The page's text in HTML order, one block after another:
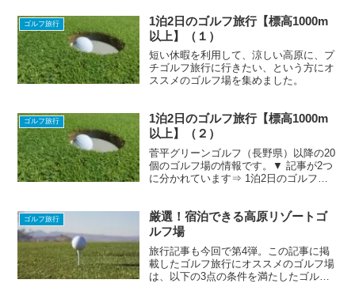
上】（２）＊現在このページ
ゴルフ旅行
1泊2日のゴルフ旅行【標高1000m
以上】（１）
短い休暇を利用して、涼しい高原に、プ
チゴルフ旅行に行きたい、という方にオ
ススメのゴルフ場を集めました。
ゴルフ旅行
1泊2日のゴルフ旅行【標高1000m
以上】（２）
菅平グリーンゴルフ（長野県）以降の20
個のゴルフ場の情報です。▼ 記事が2つ
に分かれています⇒ 1泊2日のゴルフ旅
＊現在このページ
ゴルフ旅行
厳選！宿泊できる高原リゾートゴ
ルフ場
旅行記事も今回で第4弾。この記事に掲
載したゴルフ旅行にオススメのゴルフ場
は、以下の3点の条件を満たしたゴルフ